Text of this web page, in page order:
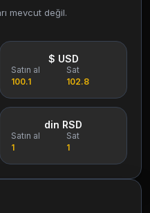
mevcut değil.
$ USD
Satın al
100.1
Sat
102.8
din RSD
Satın al
1
Sat
1